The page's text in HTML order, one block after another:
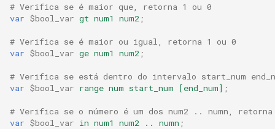
t1k
tags
tarantool
# Verifica se é maior que, retorna 1 ou 0
var $bool_var gt num1 num2 ;
# Verifica se é maior ou igual, retorna 1 ou 0
var $bool_var ge num1 num2 ;
# Verifica se está dentro do intervalo start_num
var $bool_var range num start_num [end_num] ;
# Verifica se o número é um dos num2 .. numn,
var $bool_var in num1 num2 .. numn ;